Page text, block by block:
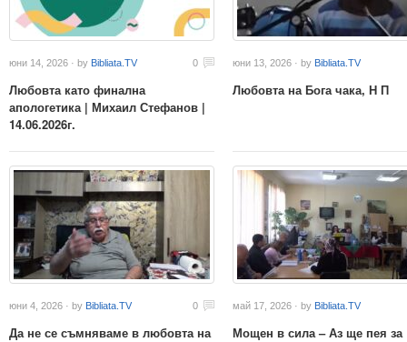
юни 14, 2026 · by Bibliata.TV 0
Любовта като финална
апологетика | Михаил Стефанов |
14.06.2026г.
юни 13, 2026 · by Bibliata.TV
Любовта на Бога чака, Н П
юни 4, 2026 · by Bibliata.TV 0
Да не се съмняваме в любовта на
май 17, 2026 · by Bibliata.TV
Мощен в сила – Аз ще пея за